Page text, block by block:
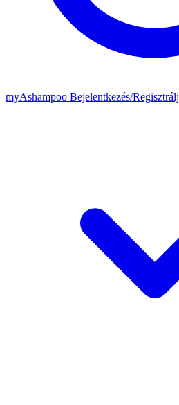
myAshampoo Bejelentkezés/Regisztrálj